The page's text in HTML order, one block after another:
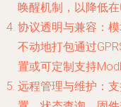
唤醒机制，以降低
协议透明与兼容 ：
不动地打包通过
置或可定制支持
远程管理与维护 ：